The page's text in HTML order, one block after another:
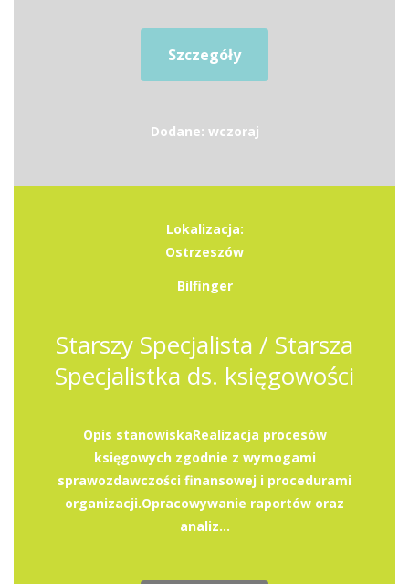
Szczegóły
Dodane: wczoraj
Lokalizacja:
Ostrzeszów
Bilfinger
Starszy Specjalista / Starsza
Specjalistka ds. księgowości
Opis stanowiskaRealizacja procesów
księgowych zgodnie z wymogami
sprawozdawczości finansowej i procedurami
organizacji.Opracowywanie raportów oraz
analiz...